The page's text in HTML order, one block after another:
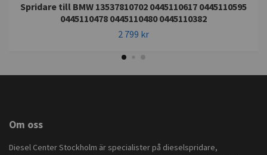
Spridare till BMW 13537810702 0445110617 0445110595
0445110478 0445110480 0445110382
2 799 kr
Om oss
Diesel Center Stockholm är specialister på dieselspridare,